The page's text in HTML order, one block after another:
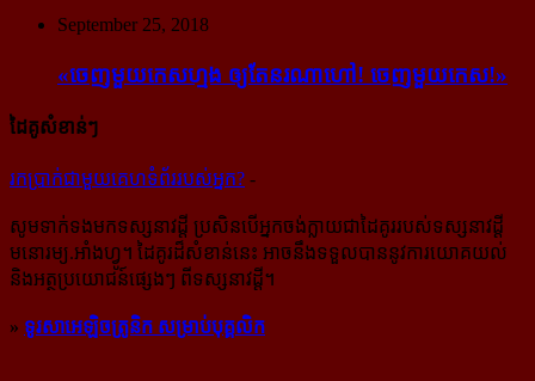
September 25, 2018
«ចេញ​មួយ​កេស​ហ្មង ឲ្យ​តែ​នរណា​ហៅ! ចេញ​មួយ​កេស!»
ដៃគូសំខាន់ៗ
រក​​ប្រាក់​​ជា​​មួយ​​គេហទំព័រ​​របស់​​អ្នក? -
សូម​ទាក់ទង​មក​ទស្សនាវដ្ដី ប្រសិន​បើ​អ្នក​ចង់​ក្លាយ​ជា​ដៃគូរ​របស់​ទស្សនាវដ្ដី​
មនោរម្យ.អាំងហ្វូ។ ដៃ​គូរ​ដ៏​សំខាន់​នេះ អាច​នឹង​ទទួល​បាន​នូវ​ការ​យោគយល់
និង​អត្ថ​ប្រយោជន៍​ផ្សេងៗ ពីទស្សនាវដ្ដី។
» ទូរសាអេឡិចត្រូនិក សម្រាប់បុគ្គលិក